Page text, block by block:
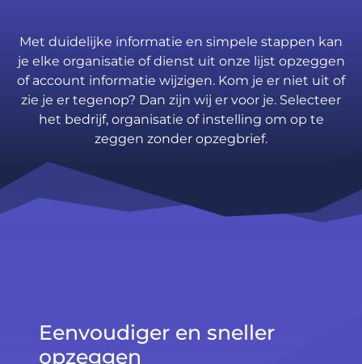
Met duidelijke informatie en simpele stappen kan
je elke organisatie of dienst uit onze lijst opzeggen
of account informatie wijzigen. Kom je er niet uit of
zie je er tegenop? Dan zijn wij er voor je. Selecteer
het bedrijf, organisatie of instelling om op te
zeggen zonder opzegbrief.
Eenvoudiger en sneller
opzeggen